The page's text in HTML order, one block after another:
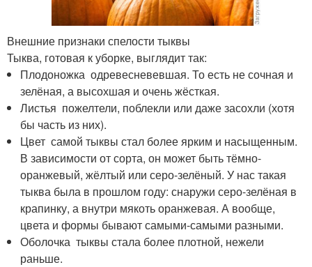
Внешние признаки спелости тыквы
Тыква, готовая к уборке, выглядит так:
Плодоножка одревесневевшая. То есть не сочная и
зелёная, а высохшая и очень жёсткая.
Листья пожелтели, поблекли или даже засохли (хотя
бы часть из них).
Цвет самой тыквы стал более ярким и насыщенным.
В зависимости от сорта, он может быть тёмно-
оранжевый, жёлтый или серо-зелёный. У нас такая
тыква была в прошлом году: снаружи серо-зелёная в
крапинку, а внутри мякоть оранжевая. А вообще,
цвета и формы бывают самыми-самыми разными.
Оболочка тыквы стала более плотной, нежели
раньше.